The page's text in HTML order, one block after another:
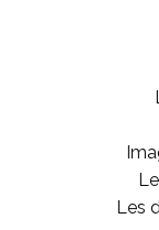
Les